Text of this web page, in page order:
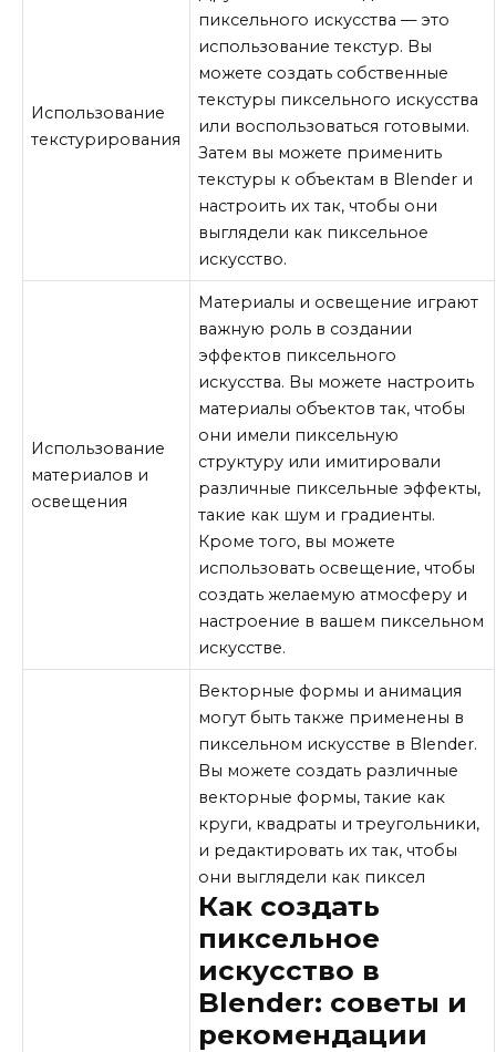
Использование
текстурирования
пиксельного искусства — это
использование текстур. Вы
можете создать собственные
текстуры пиксельного искусства
или воспользоваться готовыми.
Затем вы можете применить
текстуры к объектам в Blender и
настроить их так, чтобы они
выглядели как пиксельное
искусство.
Использование
материалов и
освещения
Материалы и освещение играют
важную роль в создании
эффектов пиксельного
искусства. Вы можете настроить
материалы объектов так, чтобы
они имели пиксельную
структуру или имитировали
различные пиксельные эффекты,
такие как шум и градиенты.
Кроме того, вы можете
использовать освещение, чтобы
создать желаемую атмосферу и
настроение в вашем пиксельном
искусстве.
Векторные формы и анимация
могут быть также применены в
пиксельном искусстве в Blender.
Вы можете создать различные
векторные формы, такие как
круги, квадраты и треугольники,
и редактировать их так, чтобы
они выглядели как пиксел
Как создать
пиксельное
искусство в
Blender: советы и
рекомендации